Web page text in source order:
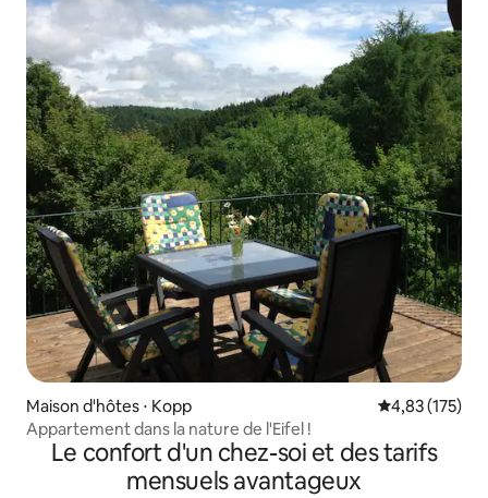
Maison d'hôtes ⋅ Kopp Évaluation
4,83 (175)
Appartement dans la nature de l'Eifel !
Le confort d'un chez-soi et des tarifs
mensuels avantageux